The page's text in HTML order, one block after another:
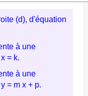
(d), d'équation
à une
= k.
à une
= m x + p.